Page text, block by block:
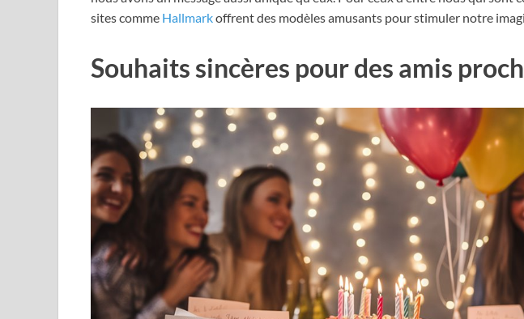
sites comme Hallmarkoffrent des modèles amusants pour stimuler notre
Souhaits sincères pour des amis